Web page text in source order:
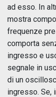
ad esso. In
mostra
frequenze
comporta
ingresso e
segnale in
di un
ingresso. Se,